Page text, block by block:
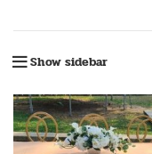
Show sidebar